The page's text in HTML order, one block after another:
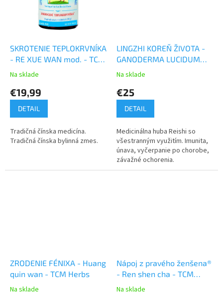
SKROTENIE TEPLOKRVNÍKA
- RE XUE WAN mod. - TCM
Herbs
Na sklade
€19,99
DETAIL
Tradičná čínska medicína.
Tradičná čínska bylinná zmes.
LINGZHI KOREŇ ŽIVOTA -
GANODERMA LUCIDUM
WAN -TCM Herbs
Na sklade
€25
DETAIL
Medicinálna huba Reishi so
všestranným využitím. Imunita,
únava, vyčerpanie po chorobe,
závažné ochorenia.
ZRODENIE FÉNIXA - Huang
quin wan - TCM Herbs
Na sklade
Nápoj z pravého ženšena®
- Ren shen cha - TCM
Herbs
Na sklade